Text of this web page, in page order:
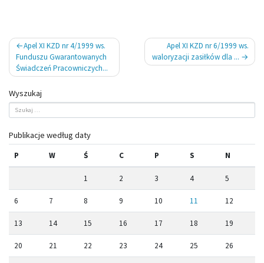
Nawigacja
wpisu
Apel XI KZD nr 4/1999 ws.
Funduszu Gwarantowanych
Świadczeń Pracowniczych...
Apel XI KZD nr 6/1999 ws.
waloryzacji zasiłków dla ...
Wyszukaj
Publikacje według daty
P W Ś C P S N
1 2 3 4 5
6 7 8 9 10 11 12
13 14 15 16 17 18 19
20 21 22 23 24 25 26